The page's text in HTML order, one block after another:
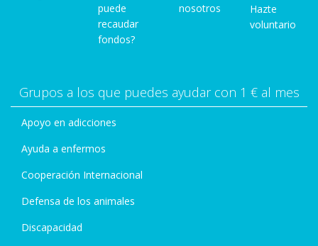
puede
recaudar
fondos?
nosotros
Hazte
voluntario
Grupos a los que puedes ayudar con 1 € al mes
Apoyo en adicciones
Ayuda a enfermos
Cooperación Internacional
Defensa de los animales
Discapacidad